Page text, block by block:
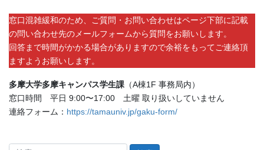
窓口混雑緩和のため、ご質問・お問い合わせはページ下部に記載
の問い合わせ先のメールフォームから質問をお願いします。
回答まで時間がかかる場合がありますので余裕をもってご連絡頂
ますようお願いします。
多摩大学多摩キャンパス学生課 （A棟1F 事務局内）
窓口時間 平日 9:00〜17:00 土曜 取り扱いしていません
連絡フォーム： https://tamauniv.jp/gaku-form/